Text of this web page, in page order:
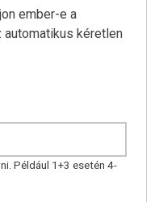
ember-e a
automatikus kéretlen
Például 1+3 esetén 4-